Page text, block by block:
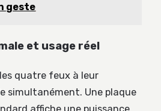
geste
et usage réel
quatre feux à leur
simultanément. Une plaque